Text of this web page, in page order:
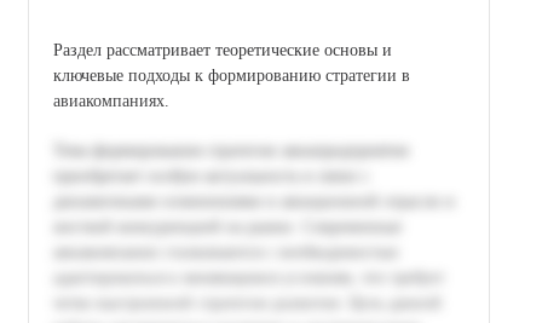
Раздел рассматривает теоретические основы и
ключевые подходы к формированию стратегии в
авиакомпаниях.